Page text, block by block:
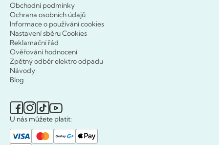
Obchodní podmínky
Ochrana osobních údajů
Informace o používání cookies
Nastavení sběru Cookies
Reklamační řád
Ověřování hodnocení
Zpětný odběr elektro odpadu
Návody
Blog
U nás můžete platit: